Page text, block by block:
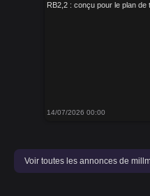
RB2,2 : conçu pour le plan
14/07/2026 00:00
Voir toutes les annonces de